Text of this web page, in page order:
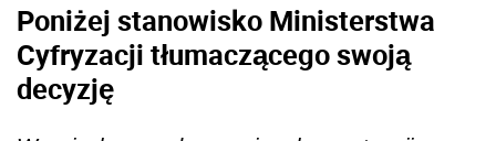
Poniżej stanowisko Ministerstwa
Cyfryzacji tłumaczącego swoją
decyzję